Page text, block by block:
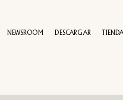
NEWSROOM DESCARGAR